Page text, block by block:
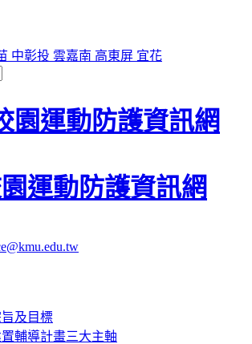
中彰投 雲嘉南 高東屏 宜花
運動防護資訊網
及目標
輔導計畫三大主軸